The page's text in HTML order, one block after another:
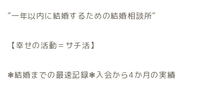
”一年以内に結婚するための結婚相談所”
【幸せの活動＝サチ活】
❃結婚までの最速記録❃入会から4か月の実績